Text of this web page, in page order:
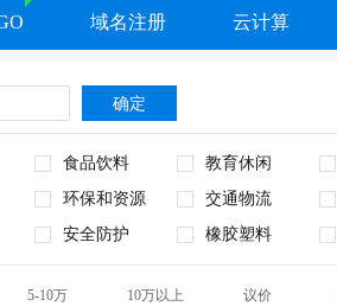
域名注册 云计算
确定
食品饮料 教育休闲
环保和资源 交通物流
安全防护 橡胶塑料
5-10万 10万以上 议价